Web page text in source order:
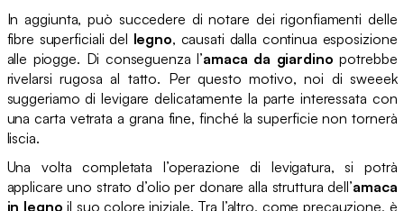
In aggiunta, può succedere di notare dei rigonfiamenti delle
fibre superficiali del legno, causati dalla continua esposizione
alle piogge. Di conseguenza l’amaca da giardino potrebbe
rivelarsi rugosa al tatto. Per questo motivo, noi di sweeek
suggeriamo di levigare delicatamente la parte interessata con
una carta vetrata a grana fine, finché la superficie non tornerà
liscia.
Una volta completata l’operazione di levigatura, si potrà
applicare uno strato d’olio per donare alla struttura dell’amaca
in legno il suo colore iniziale. Tra l’altro, come precauzione, è